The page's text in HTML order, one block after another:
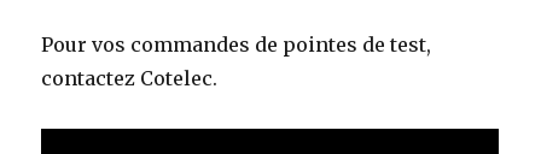
Pour vos commandes de pointes de test,
contactez Cotelec.